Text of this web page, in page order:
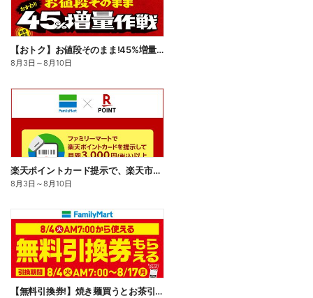
【おトク】お値段そのまま!45%増量作戦!
8月3日 ～8月10日
楽天ポイントカード提示で、楽天市場でのお買い物がおトクに!
8月3日 ～8月10日
【無料引換券!】焼き麺買うとお茶引換券貰える!